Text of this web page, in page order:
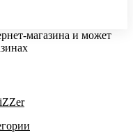
магазина и может